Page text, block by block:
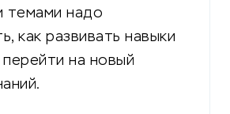
темами надо
как развивать навыки
на новый